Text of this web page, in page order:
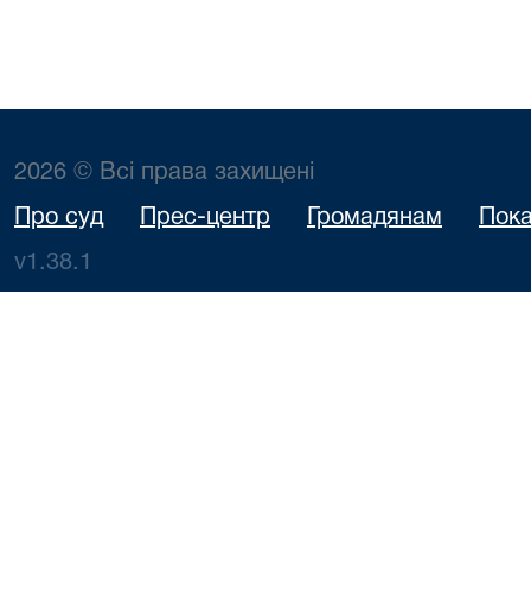
2026 © Всі права захищені
Про суд Прес-центр Громадянам
v1.38.1